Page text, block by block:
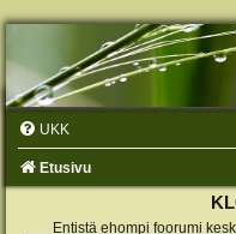
UKK
Etusivu
Entistä ehompi foorumi